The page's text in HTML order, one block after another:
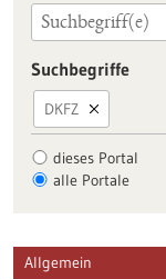
Suchbegriffe
DKFZ
dieses Portal
alle Portale
Allgemein